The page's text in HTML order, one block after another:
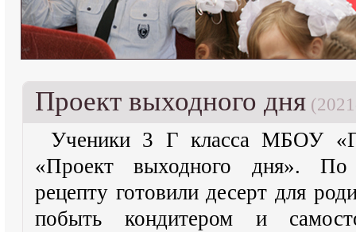
Проект выходного дня
Ученики 3 Г класса МБОУ
«Проект выходного дня». По
рецепту готовили десерт для
побыть кондитером и